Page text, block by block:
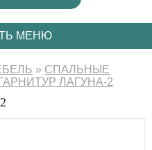
МЕНЮ
» СПАЛЬНЫЕ
ЛАГУНА-2